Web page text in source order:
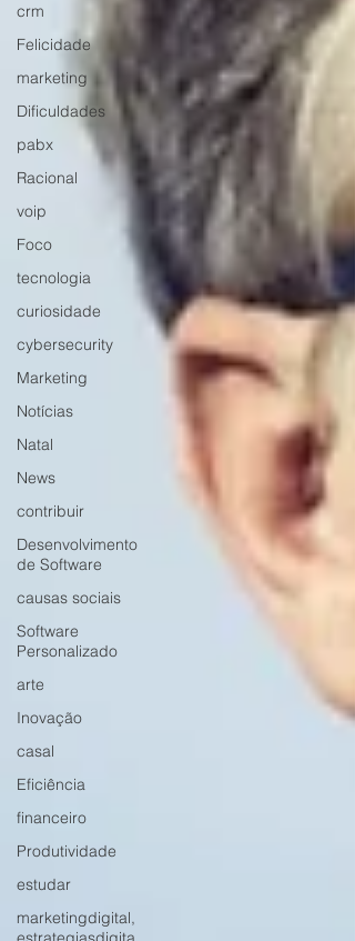
crm
Felicidade
marketing
Dificuldades
pabx
Racional
voip
Foco
tecnologia
curiosidade
cybersecurity
Marketing
Notícias
Natal
News
contribuir
Desenvolvimento
de Software
causas sociais
Software
Personalizado
arte
Inovação
casal
Eficiência
financeiro
Produtividade
estudar
marketingdigital,